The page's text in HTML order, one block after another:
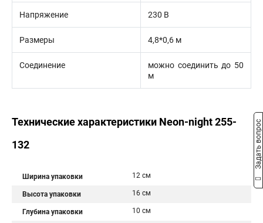
Напряжение 230 В
Размеры 4,8*0,6 м
Соединение
можно соединить до 50
м
Технические характеристики Neon-night 255-
132
Ширина упаковки 12 см
Высота упаковки 16 см
Глубина упаковки 10 см
Задать вопрос